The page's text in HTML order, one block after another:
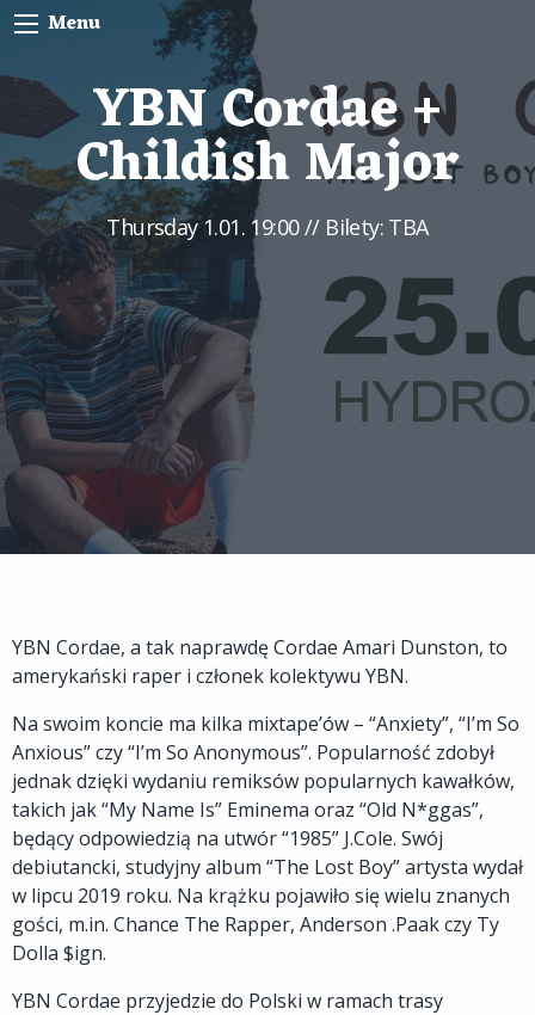
Menu
YBN Cordae +
Childish Major
Thursday1.01. 19:00// Bilety: TBA
YBN Cordae, a tak naprawdę Cordae Amari Dunston, to
amerykański raper i członek kolektywu YBN.
Na swoim koncie ma kilka mixtape’ów – “Anxiety”, “I’m So
Anxious” czy “I’m So Anonymous”. Popularność zdobył
jednak dzięki wydaniu remiksów popularnych kawałków,
takich jak “My Name Is” Eminema oraz “Old N*ggas”,
będący odpowiedzią na utwór “1985” J.Cole. Swój
debiutancki, studyjny album “The Lost Boy” artysta wydał
w lipcu 2019 roku. Na krążku pojawiło się wielu znanych
gości, m.in. Chance The Rapper, Anderson .Paak czy Ty
Dolla $ign.
YBN Cordae przyjedzie do Polski w ramach trasy